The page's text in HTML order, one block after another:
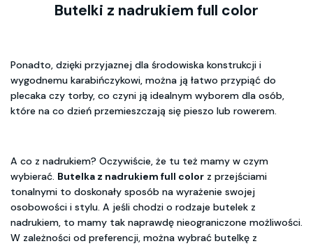
Butelki z nadrukiem full color
Ponadto, dzięki przyjaznej dla środowiska konstrukcji i
wygodnemu karabińczykowi, można ją łatwo przypiąć do
plecaka czy torby, co czyni ją idealnym wyborem dla osób,
które na co dzień przemieszczają się pieszo lub rowerem.
A co z nadrukiem? Oczywiście, że tu też mamy w czym
wybierać. Butelka z nadrukiem full color z przejściami
tonalnymi to doskonały sposób na wyrażenie swojej
osobowości i stylu. A jeśli chodzi o rodzaje butelek z
nadrukiem, to mamy tak naprawdę nieograniczone możliwości.
W zależności od preferencji, można wybrać butelkę z